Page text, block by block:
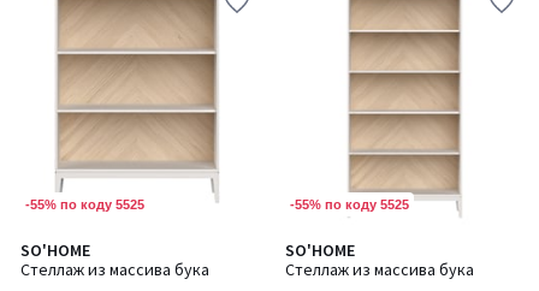
-55% по коду 5525
SO'HOME
Стеллаж из массива бука
Количество
цветов:
-55% по коду 5525
SO'HOME
Стеллаж из массива бука
Количество
цветов: